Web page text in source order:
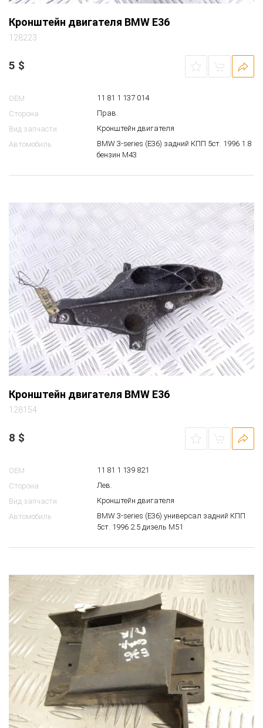
Кронштейн двигателя BMW E36
128223
5 $
OEM
11 81 1 137 014
Сторона
Прав.
Вид запчасти
Кронштейн двигателя
Автомобиль
BMW 3-series (E36) задний КПП 5ст. 1996 1.8
бензин M43
Кронштейн двигателя BMW E36
128154
8 $
OEM
11 81 1 139 821
Сторона
Лев.
Вид запчасти
Кронштейн двигателя
Автомобиль
BMW 3-series (E36) универсал задний КПП
5ст. 1996 2.5 дизель M51